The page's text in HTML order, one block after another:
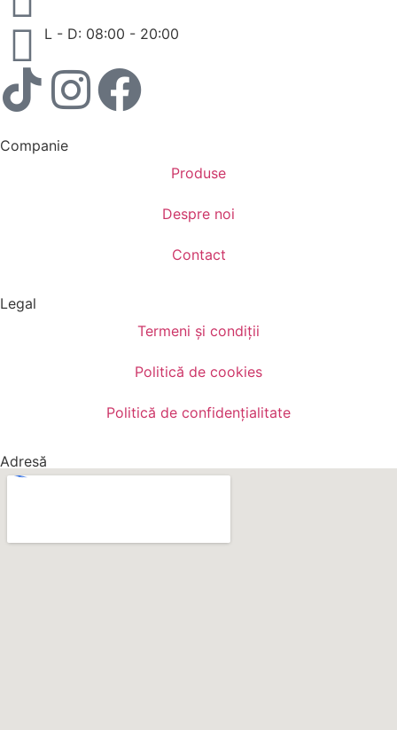
L - D: 08:00 - 20:00
Companie
Produse
Despre noi
Contact
Legal
Termeni și condiții
Politică de cookies
Politică de confidențialitate
Adresă